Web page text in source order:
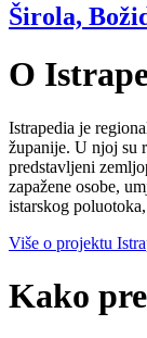
Širola,
O
Istrapedia je
županije. U njoj su
predstavljeni
zapažene osobe,
istarskog
Više o projektu
Kako